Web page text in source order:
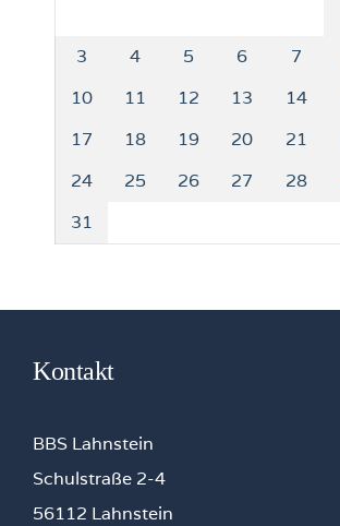
3
4 5 6 7
10
11 12 13 14
17
18 19 20 21
24
25 26 27 28
31
Kontakt
BBS Lahnstein
Schulstraße 2-4
56112 Lahnstein